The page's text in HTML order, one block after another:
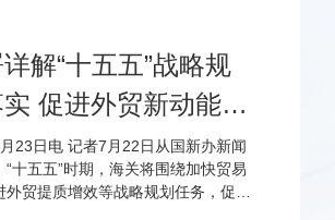
解“十五五”战略规
促进外贸新动能更
出口更加协调
23日电 记者7月22日从国新办新闻
“十五五”时期，海关将围绕加快贸易
贸提质增效等战略规划任务，促进